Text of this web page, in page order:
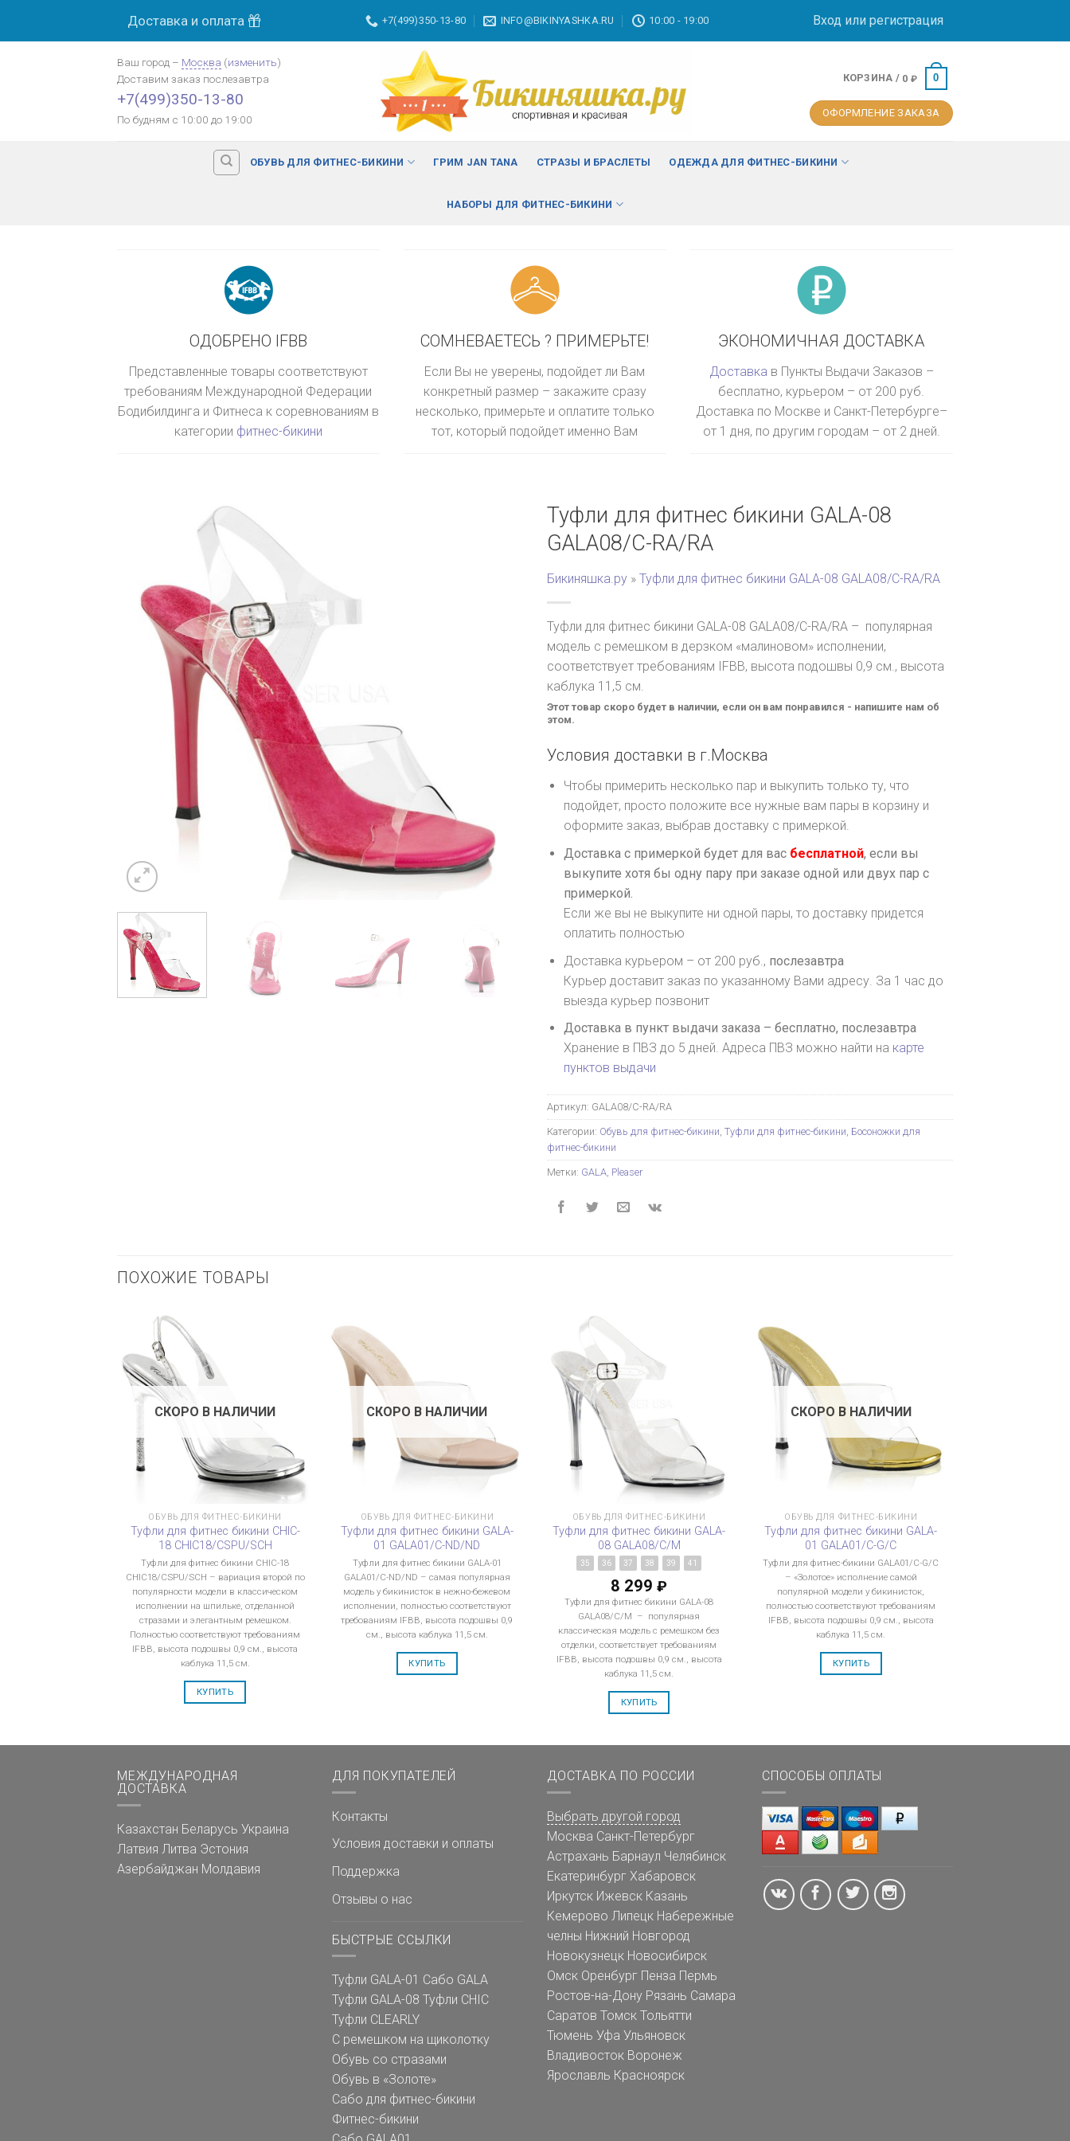
Доставка и оплата +7(499)350-13-80 INFO@BIKINYASHKA.RU 10:00 - 19:00 Вход или регистрация
Ваш город – Москва (изменить)
Доставим заказ послезавтра
+7(499)350-13-80
По будням с 10:00 до 19:00
КОРЗИНА / 0 ₽ 0
ОФОРМЛЕНИЕ ЗАКАЗА
ОБУВЬ ДЛЯ ФИТНЕС-БИКИНИ ГРИМ JAN TANA СТРАЗЫ И БРАСЛЕТЫ ОДЕЖДА ДЛЯ ФИТНЕС-БИКИНИ
НАБОРЫ ДЛЯ ФИТНЕС-БИКИНИ
ОДОБРЕНО IFBB
Представленные товары соответствуют
требованиям Международной Федерации
Бодибилдинга и Фитнеса к соревнованиям в
категории фитнес-бикини
СОМНЕВАЕТЕСЬ ? ПРИМЕРЬТЕ!
Если Вы не уверены, подойдет ли Вам
конкретный размер – закажите сразу
несколько, примерьте и оплатите только
тот, который подойдет именно Вам
ЭКОНОМИЧНАЯ ДОСТАВКА
Доставка в Пункты Выдачи Заказов –
бесплатно, курьером – от 200 руб.
Доставка по Москве и Санкт-Петербурге–
от 1 дня, по другим городам – от 2 дней.
Туфли для фитнес бикини GALA-08
GALA08/C-RA/RA
Бикиняшка.ру » Туфли для фитнес бикини GALA-08 GALA08/C-RA/RA
Туфли для фитнес бикини GALA-08 GALA08/C-RA/RA – популярная
модель с ремешком в дерзком «малиновом» исполнении,
соответствует требованиям IFBB, высота подошвы 0,9 см., высота
каблука 11,5 см.
Этот товар скоро будет в наличии, если он вам понравился - напишите нам об
этом.
МОСКВА изменить
Оплата картой банка
Условия доставки в г.Москва
Чтобы примерить несколько пар и выкупить только ту, что
подойдет, просто положите все нужные вам пары в корзину и
оформите заказ, выбрав доставку с примеркой.
Доставка с примеркой будет для вас бесплатной, если вы
выкупите хотя бы одну пару при заказе одной или двух пар с
примеркой.
Если же вы не выкупите ни одной пары, то доставку придется
оплатить полностью
Доставка курьером – от 200 руб., послезавтра
Курьер доставит заказ по указанному Вами адресу. За 1 час до
выезда курьер позвонит
Доставка в пункт выдачи заказа – бесплатно, послезавтра
Хранение в ПВЗ до 5 дней. Адреса ПВЗ можно найти на карте
пунктов выдачи
Артикул: GALA08/C-RA/RA
Категории: Обувь для фитнес-бикини Туфли для фитнес-бикини Босоножки для
фитнес-бикини
Метки: GALA Pleaser
ПОХОЖИЕ ТОВАРЫ
СКОРО В НАЛИЧИИ
ОБУВЬ ДЛЯ ФИТНЕС-БИКИНИ
Туфли для фитнес бикини CHIC-
18 CHIC18/CSPU/SCH
Туфли для фитнес бикини CHIC-18
CHIC18/CSPU/SCH – вариация второй по
популярности модели в классическом
исполнении на шпильке, отделанной
стразами и элегантным ремешком.
Полностью соответствуют требованиям
IFBB, высота подошвы 0,9 см., высота
каблука 11,5 см.
КУПИТЬ
СКОРО В НАЛИЧИИ
ОБУВЬ ДЛЯ ФИТНЕС-БИКИНИ
Туфли для фитнес бикини GALA-
01 GALA01/C-ND/ND
Туфли для фитнес бикини GALA-01
GALA01/C-ND/ND – самая популярная
модель у бикинисток в нежно-бежевом
исполнении, полностью соответствуют
требованиям IFBB, высота подошвы 0,9
см., высота каблука 11,5 см.
КУПИТЬ
ОБУВЬ ДЛЯ ФИТНЕС-БИКИНИ
Туфли для фитнес бикини GALA-
08 GALA08/C/M
35 36 37 38 39 41
8 299₽
Туфли для фитнес бикини GALA-08
GALA08/C/M – популярная
классическая модель с ремешком без
отделки, соответствует требованиям
IFBB, высота подошвы 0,9 см., высота
каблука 11,5 см.
КУПИТЬ
СКОРО В НАЛИЧИИ
ОБУВЬ ДЛЯ ФИТНЕС-БИКИНИ
Туфли для фитнес бикини GALA-
01 GALA01/C-G/C
Туфли для фитнес-бикини GALA01/C-G/C
– «Золотое» исполнение самой
популярной модели у бикинисток,
полностью соответствуют требованиям
IFBB, высота подошвы 0,9 см., высота
каблука 11,5 см.
КУПИТЬ
МЕЖДУНАРОДНАЯ
ДОСТАВКА
Казахстан Беларусь Украина
Латвия Литва Эстония
Азербайджан Молдавия
ДЛЯ ПОКУПАТЕЛЕЙ
Контакты
Условия доставки и оплаты
Поддержка
Отзывы о нас
БЫСТРЫЕ ССЫЛКИ
Туфли GALA-01 Сабо GALA
Туфли GALA-08 Туфли CHIC
Туфли CLEARLY
С ремешком на щиколотку
Обувь со стразами
Обувь в «Золоте»
Сабо для фитнес-бикини
Фитнес-бикини
ДОСТАВКА ПО РОССИИ
Выбрать другой город
Москва Санкт-Петербург
Астрахань Барнаул Челябинск
Екатеринбург Хабаровск
Иркутск Ижевск Казань
Кемерово Липецк Набережные
челны Нижний Новгород
Новокузнецк Новосибирск
Омск Оренбург Пенза Пермь
Ростов-на-Дону Рязань Самара
Саратов Томск Тольятти
Тюмень Уфа Ульяновск
Владивосток Воронеж
Ярославль Красноярск
СПОСОБЫ ОПЛАТЫ